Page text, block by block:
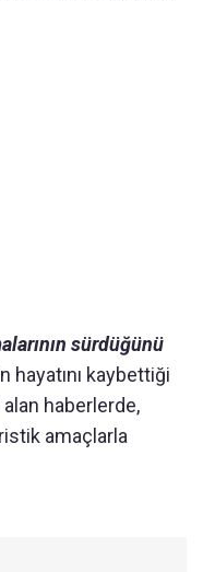
sürdüğünü
hayatını kaybettiği
alan haberlerde,
amaçlarla